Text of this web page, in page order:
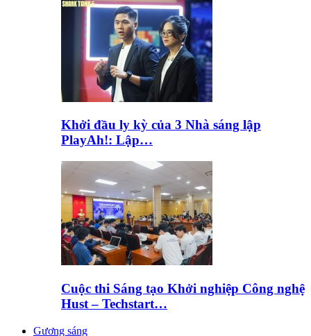
Khởi đầu ly kỳ của 3 Nhà sáng lập
PlayAh!: Lập…
Cuộc thi Sáng tạo Khởi nghiệp Công nghệ
Hust – Techstart…
Gương sáng